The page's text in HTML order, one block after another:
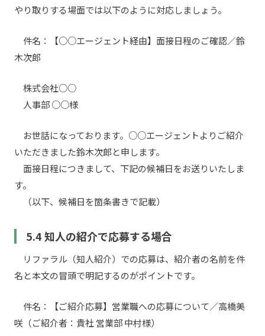
やり取りする場面では以下のように対応しましょう。
件名：【○○エージェント経由】面接日程のご確認／鈴
木次郎
株式会社○○
人事部 ○○様
お世話になっております。○○エージェントよりご紹介
いただきました鈴木次郎と申します。
面接日程につきまして、下記の候補日をお送りいたしま
す。
（以下、候補日を箇条書きで記載）
5.4 知人の紹介で応募する場合
リファラル（知人紹介）での応募は、紹介者の名前を件
名と本文の冒頭で明記するのがポイントです。
件名：【ご紹介応募】営業職への応募について／高橋美
咲（ご紹介者：貴社 営業部 中村様）